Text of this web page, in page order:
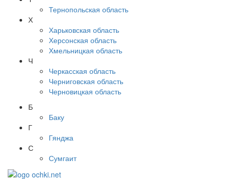
Тернопольская область
Х
Харьковская область
Херсонская область
Хмельницкая область
Ч
Черкасская область
Черниговская область
Черновицкая область
Б
Баку
Г
Гянджа
С
Сумгаит